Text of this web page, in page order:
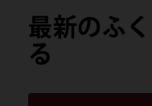
最新のふ
る